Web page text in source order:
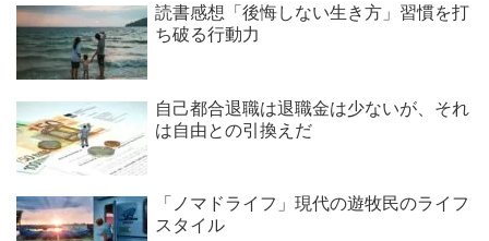
読書感想「後悔しない生き方」習慣を打
ち破る行動力
自己都合退職は退職金は少ないが、それ
は自由との引換えだ
「ノマドライフ」現代の遊牧民のライフ
スタイル